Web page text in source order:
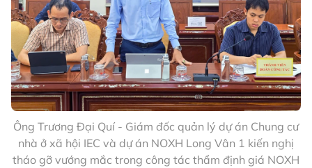
Ông Trương Đại Quí - Giám đốc quản lý dự án Chung cư
nhà ở xã hội IEC và dự án NOXH Long Vân 1 kiến nghị
tháo gỡ vướng mắc trong công tác thẩm định giá NOXH